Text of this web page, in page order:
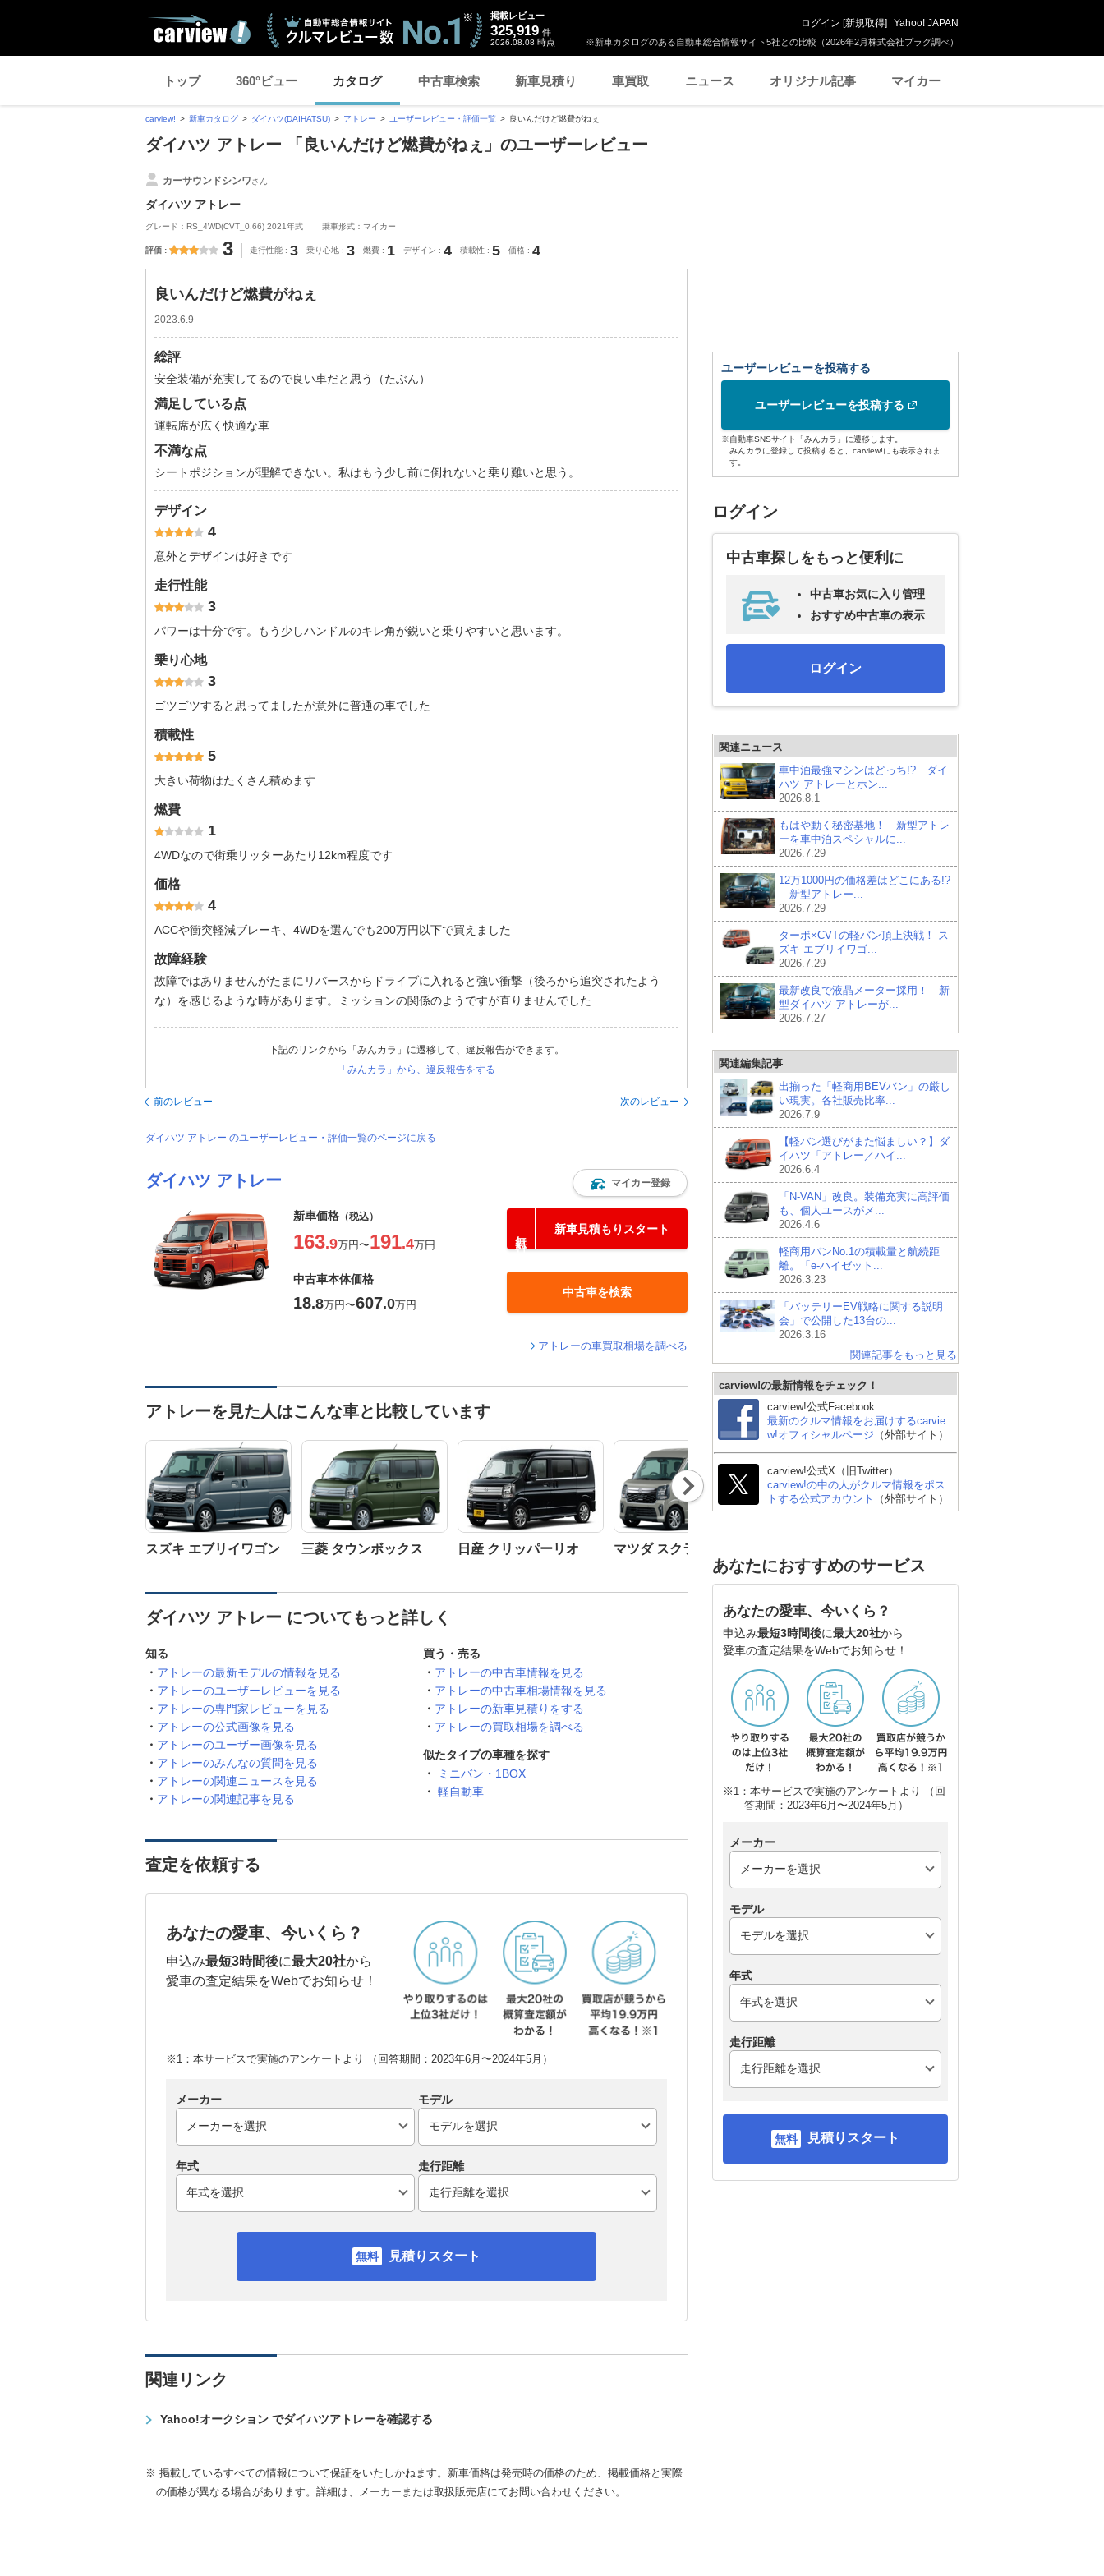
※新車カタログのある自動車総合情報サイト5社との比較（2026年2月株式会社プラグ調べ）
掲載レビュー
325,919 件
2026.08.08 時点
ログイン [新規取得] Yahoo! JAPAN
トップ 360°ビュー カタログ 中古車検索 新車見積り 車買取 ニュース オリジナル記事 マイカー
carview! 新車カタログ ダイハツ(DAIHATSU) アトレー ユーザーレビュー・評価一覧 良いんだけど燃費がねぇ
ダイハツ アトレー 「良いんだけど燃費がねぇ」のユーザーレビュー
カーサウンドシンワさん
ダイハツ アトレー
グレード：RS_4WD(CVT_0.66) 2021年式 乗車形式：マイカー
評価 3 走行性能 3 乗り心地 3 燃費 1 デザイン 4 積載性 5 価格 4
良いんだけど燃費がねぇ
2023.6.9
総評
安全装備が充実してるので良い車だと思う（たぶん）
満足している点
運転席が広く快適な車
不満な点
シートポジションが理解できない。私はもう少し前に倒れないと乗り難いと思う。
デザイン
4
意外とデザインは好きです
走行性能
3
パワーは十分です。もう少しハンドルのキレ角が鋭いと乗りやすいと思います。
乗り心地
3
ゴツゴツすると思ってましたが意外に普通の車でした
積載性
5
大きい荷物はたくさん積めます
燃費
1
4WDなので街乗リッターあたり12km程度です
価格
4
ACCや衝突軽減ブレーキ、4WDを選んでも200万円以下で買えました
故障経験
故障ではありませんがたまにリバースからドライブに入れると強い衝撃（後ろから追突されたよう
な）を感じるような時があります。ミッションの関係のようですが直りませんでした
下記のリンクから「みんカラ」に遷移して、違反報告ができます。
「みんカラ」から、違反報告をする
前のレビュー 次のレビュー
ダイハツ アトレー のユーザーレビュー・評価一覧のページに戻る
ダイハツ アトレー マイカー登録
新車価格 （税込）
163.9万円〜191.4万円
新車見積もりスタート
中古車本体価格
18.8万円〜607.0万円
中古車を検索
アトレーの車買取相場を調べる
アトレーを見た人はこんな車と比較しています
スズキ エブリイワゴン 三菱 タウンボックス 日産 クリッパーリオ マツダ スクラムワゴン
Nex
t
ダイハツ アトレー についてもっと詳しく
知る
アトレーの最新モデルの情報を見る
アトレーのユーザーレビューを見る
アトレーの専門家レビューを見る
アトレーの公式画像を見る
アトレーのユーザー画像を見る
アトレーのみんなの質問を見る
アトレーの関連ニュースを見る
アトレーの関連記事を見る
買う・売る
アトレーの中古車情報を見る
アトレーの中古車相場情報を見る
アトレーの新車見積りをする
アトレーの買取相場を調べる
似たタイプの車種を探す
ミニバン・1BOX
軽自動車
査定を依頼する
あなたの愛車、今いくら？
申込み最短3時間後に最大20社から
愛車の査定結果をWebでお知らせ！
※1：本サービスで実施のアンケートより （回答期間：2023年6月〜2024年5月）
メーカー モデル
年式 走行距離
見積りスタート
関連リンク
Yahoo!オークション でダイハツアトレーを確認する
※ 掲載しているすべての情報について保証をいたしかねます。新車価格は発売時の価格のため、掲載価格と実際
の価格が異なる場合があります。詳細は、メーカーまたは取扱販売店にてお問い合わせください。
ユーザーレビューを投稿する
ユーザーレビューを投稿する
※自動車SNSサイト「みんカラ」に遷移します。
みんカラに登録して投稿すると、carview!にも表示されま
す。
ログイン
中古車探しをもっと便利に
中古車お気に入り管理
おすすめ中古車の表示
ログイン
関連ニュース
車中泊最強マシンはどっち!? ダイ
ハツ アトレーとホン...
2026.8.1
もはや動く秘密基地！ 新型アトレ
ーを車中泊スペシャルに...
2026.7.29
12万1000円の価格差はどこにある!?
新型アトレー...
2026.7.29
ターボ×CVTの軽バン頂上決戦！ ス
ズキ エブリイワゴ...
2026.7.29
最新改良で液晶メーター採用！ 新
型ダイハツ アトレーが...
2026.7.27
関連編集記事
出揃った「軽商用BEVバン」の厳し
い現実。各社販売比率...
2026.7.9
【軽バン選びがまた悩ましい？】ダ
イハツ「アトレー／ハイ...
2026.6.4
「N-VAN」改良。装備充実に高評価
も、個人ユースがメ...
2026.4.6
軽商用バンNo.1の積載量と航続距
離。「e-ハイゼット...
2026.3.23
「バッテリーEV戦略に関する説明
会」で公開した13台の...
2026.3.16
関連記事をもっと見る
carview!の最新情報をチェック！
carview!公式Facebook
最新のクルマ情報をお届けするcarvie
w!オフィシャルページ （外部サイト）
carview!公式X（旧Twitter）
carview!の中の人がクルマ情報をポス
トする公式アカウント
（外部サイト）
あなたにおすすめのサービス
あなたの愛車、今いくら？
申込み最短3時間後に最大20社から
愛車の査定結果をWebでお知らせ！
※1：本サービスで実施のアンケートより （回
答期間：2023年6月〜2024年5月）
メーカー
モデル
年式
走行距離
見積りスタート